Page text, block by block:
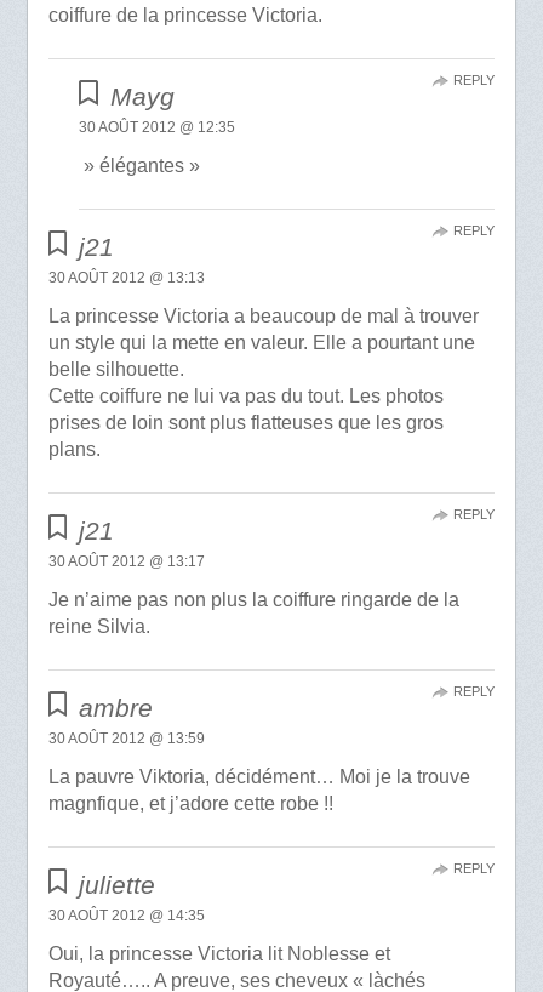
coiffure de la princesse Victoria.
Mayg
30 AOÛT 2012 @ 12:35
» élégantes »
REPLY
j21
30 AOÛT 2012 @ 13:13
La princesse Victoria a beaucoup de mal à trouver
un style qui la mette en valeur. Elle a pourtant une
belle silhouette.
Cette coiffure ne lui va pas du tout. Les photos
prises de loin sont plus flatteuses que les gros
plans.
REPLY
j21
30 AOÛT 2012 @ 13:17
Je n’aime pas non plus la coiffure ringarde de la
reine Silvia.
REPLY
ambre
30 AOÛT 2012 @ 13:59
La pauvre Viktoria, décidément… Moi je la trouve
magnfique, et j’adore cette robe !!
REPLY
juliette
30 AOÛT 2012 @ 14:35
Oui, la princesse Victoria lit Noblesse et
Royauté….. A preuve, ses cheveux « làchés
REPLY